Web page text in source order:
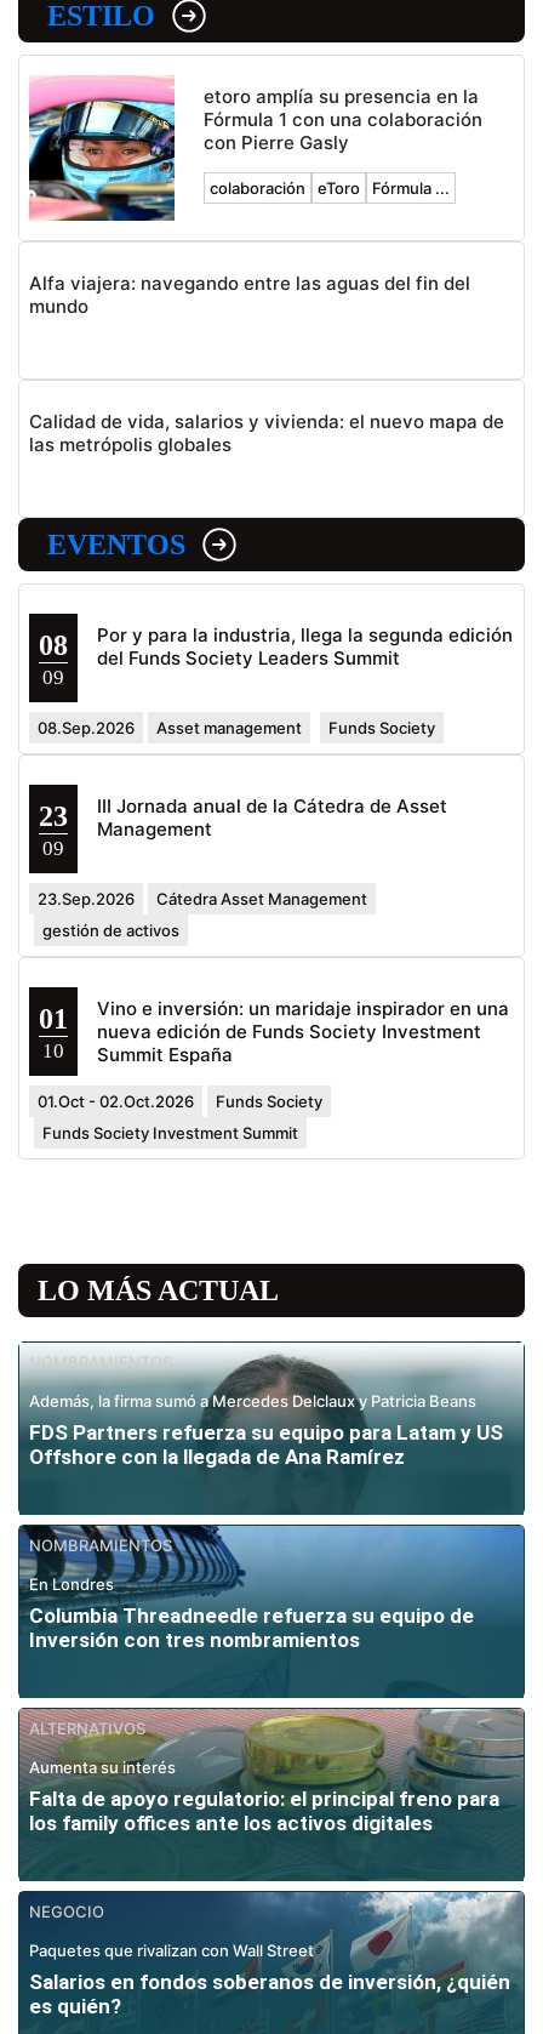
ESTILO
etoro amplía su presencia en la
Fórmula 1 con una colaboración
con Pierre Gasly
colaboración eToro Fórmula ...
Alfa viajera: navegando entre las aguas del fin del
mundo
Calidad de vida, salarios y vivienda: el nuevo mapa de
las metrópolis globales
EVENTOS
08
09
Por y para la industria, llega la segunda edición
del Funds Society Leaders Summit
08.Sep.2026 Asset management Funds Society
23
09
III Jornada anual de la Cátedra de Asset
Management
23.Sep.2026
Cátedra Asset Management
gestión de activos
01
10
Vino e inversión: un maridaje inspirador en una
nueva edición de Funds Society Investment
Summit España
01.Oct - 02.Oct.2026
Funds Society
Funds Society Investment Summit
LO MÁS ACTUAL
NOMBRAMIENTOS
Además, la firma sumó a Mercedes Delclaux y Patricia Beans
FDS Partners refuerza su equipo para Latam y US
Offshore con la llegada de Ana Ramírez
NOMBRAMIENTOS
En Londres
Columbia Threadneedle refuerza su equipo de
Inversión con tres nombramientos
ALTERNATIVOS
Aumenta su interés
Falta de apoyo regulatorio: el principal freno para
los family offices ante los activos digitales
NEGOCIO
Paquetes que rivalizan con Wall Street
Salarios en fondos soberanos de inversión, ¿quién
es quién?